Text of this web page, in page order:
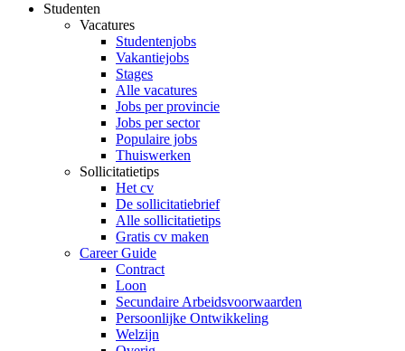
Studenten
Vacatures
Studentenjobs
Vakantiejobs
Stages
Alle vacatures
Jobs per provincie
Jobs per sector
Populaire jobs
Thuiswerken
Sollicitatietips
Het cv
De sollicitatiebrief
Alle sollicitatietips
Gratis cv maken
Career Guide
Contract
Loon
Secundaire Arbeidsvoorwaarden
Persoonlijke Ontwikkeling
Welzijn